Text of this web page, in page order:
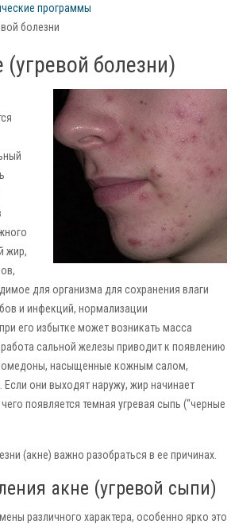
программы
болезни
болезни)
жир,
для организма для сохранения влаги
и инфекций, нормализации
его избытке может возникать масса
сальной железы приводит к появлению
насыщенные кожным салом,
они выходят наружу, жир начинает
появляется темная угревая сыпь (“черные
(акне) важно разобраться в ее причинах.
акне (угревой сыпи)
различного характера, особенно ярко это